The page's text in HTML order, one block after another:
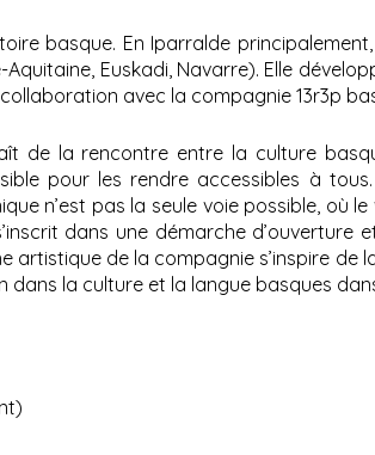
basque. En Iparralde
Aquitaine, Euskadi, Navarre). Elle
avec la compagnie 13r3p
de la rencontre entre la culture
pour les rendre accessibles à
n’est pas la seule voie possible, où
dans une démarche d’ouverture
artistique de la compagnie s’inspire de
dans la culture et la langue basques